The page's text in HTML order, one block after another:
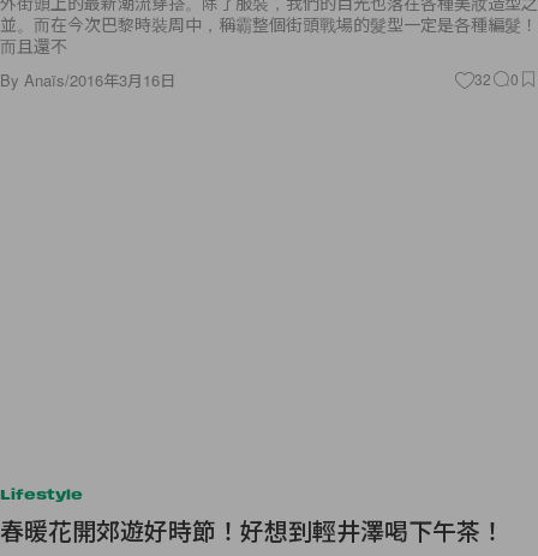
並。而在今次巴黎時裝周中，稱霸整個街頭戰場的髮型一定是各種編髮！
而且還不
By Anaïs/2016年3月16日 32 0
Lifestyle
春暖花開郊遊好時節！好想到輕井澤喝下午茶！